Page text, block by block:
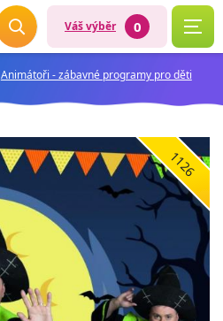
Váš výběr 0
Animátoři - zábavné programy pro děti
1126